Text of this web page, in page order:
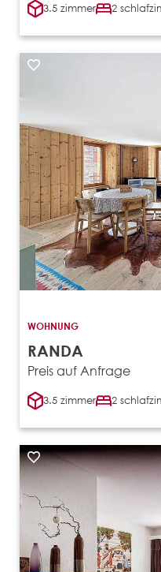
3.5 zimmer 2
WOHNUNG
RANDA
Preis auf Anfrage
3.5 zimmer 2